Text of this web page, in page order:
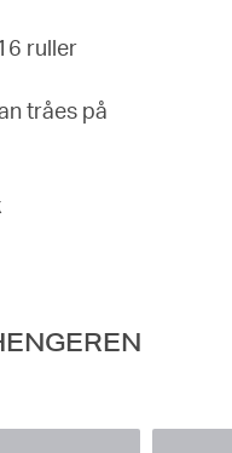
ruller
tråes på